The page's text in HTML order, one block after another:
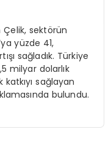
Çelik, sektörün
yüzde 41,
sağladık. Türkiye
milyar dolarlık
sağlayan
bulundu.